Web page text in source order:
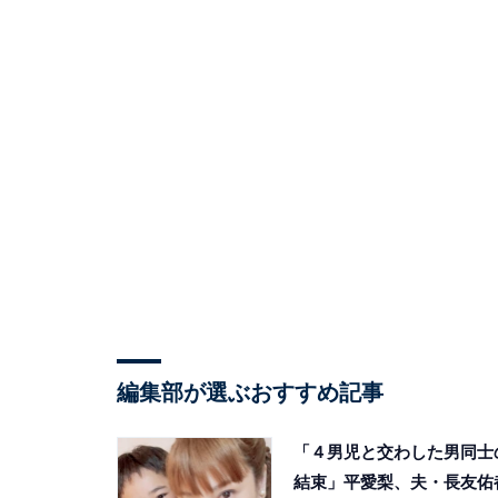
編集部が選ぶおすすめ記事
「４男児と交わした男同士
結束」平愛梨、夫・長友佑